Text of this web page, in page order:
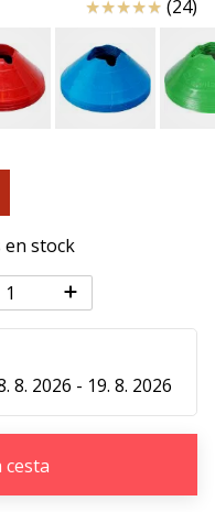
Reseña (24)
en stock
8. 2026 - 19. 8. 2026
cesta